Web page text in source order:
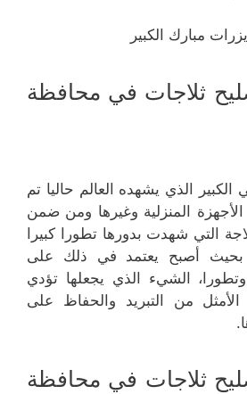
ثلاجات في محافظة
الكبير الذي يشهده العالم حاليا تم
المنزلية وغيرها ومن ضمن
التي شهدت بدورها تطورا كبيرا
بحيث أصبح يعتمد في ذلك على
وتطورا، الشيء الذي يجعلها تؤدي
من التبريد والحفاظ على
ثلاجات في محافظة